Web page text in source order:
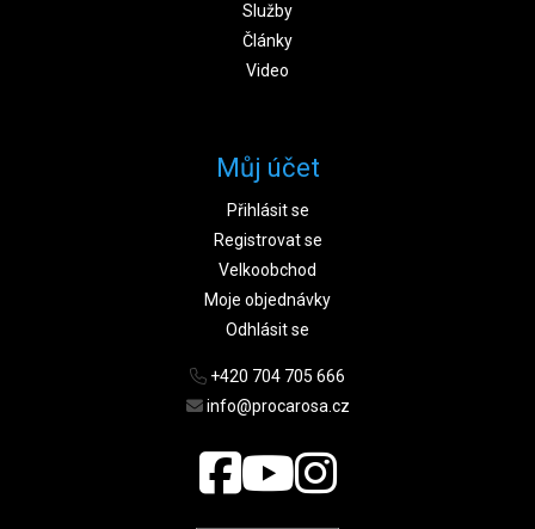
Služby
Články
Video
Můj účet
Přihlásit se
Registrovat se
Velkoobchod
Moje objednávky
Odhlásit se
+420 704 705 666
info@procarosa.cz